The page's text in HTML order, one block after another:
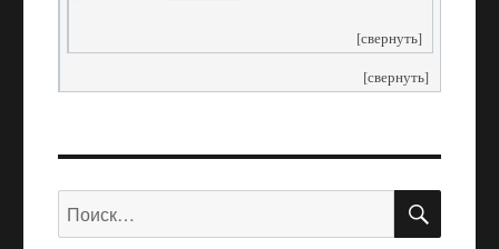
[свернуть]
[свернуть]
Искать: